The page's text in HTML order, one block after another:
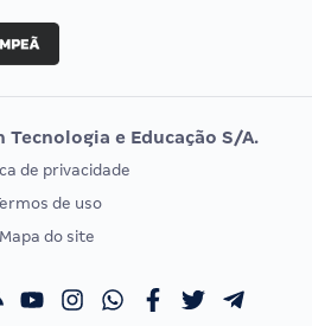
Vunesp
EXAME DE ORDEM
Calendário OAB
Tecnologia e Educação S/A.
de privacidade
de uso
Mapa do site